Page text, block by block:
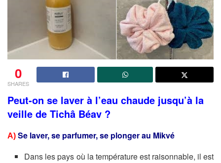
0
SHARES
Peut-on se laver à l’eau chaude jusqu’à la
veille de Tichâ Béav ?
A) Se laver, se parfumer, se plonger au Mikvé
Dans les pays où la température est raisonnable, il est